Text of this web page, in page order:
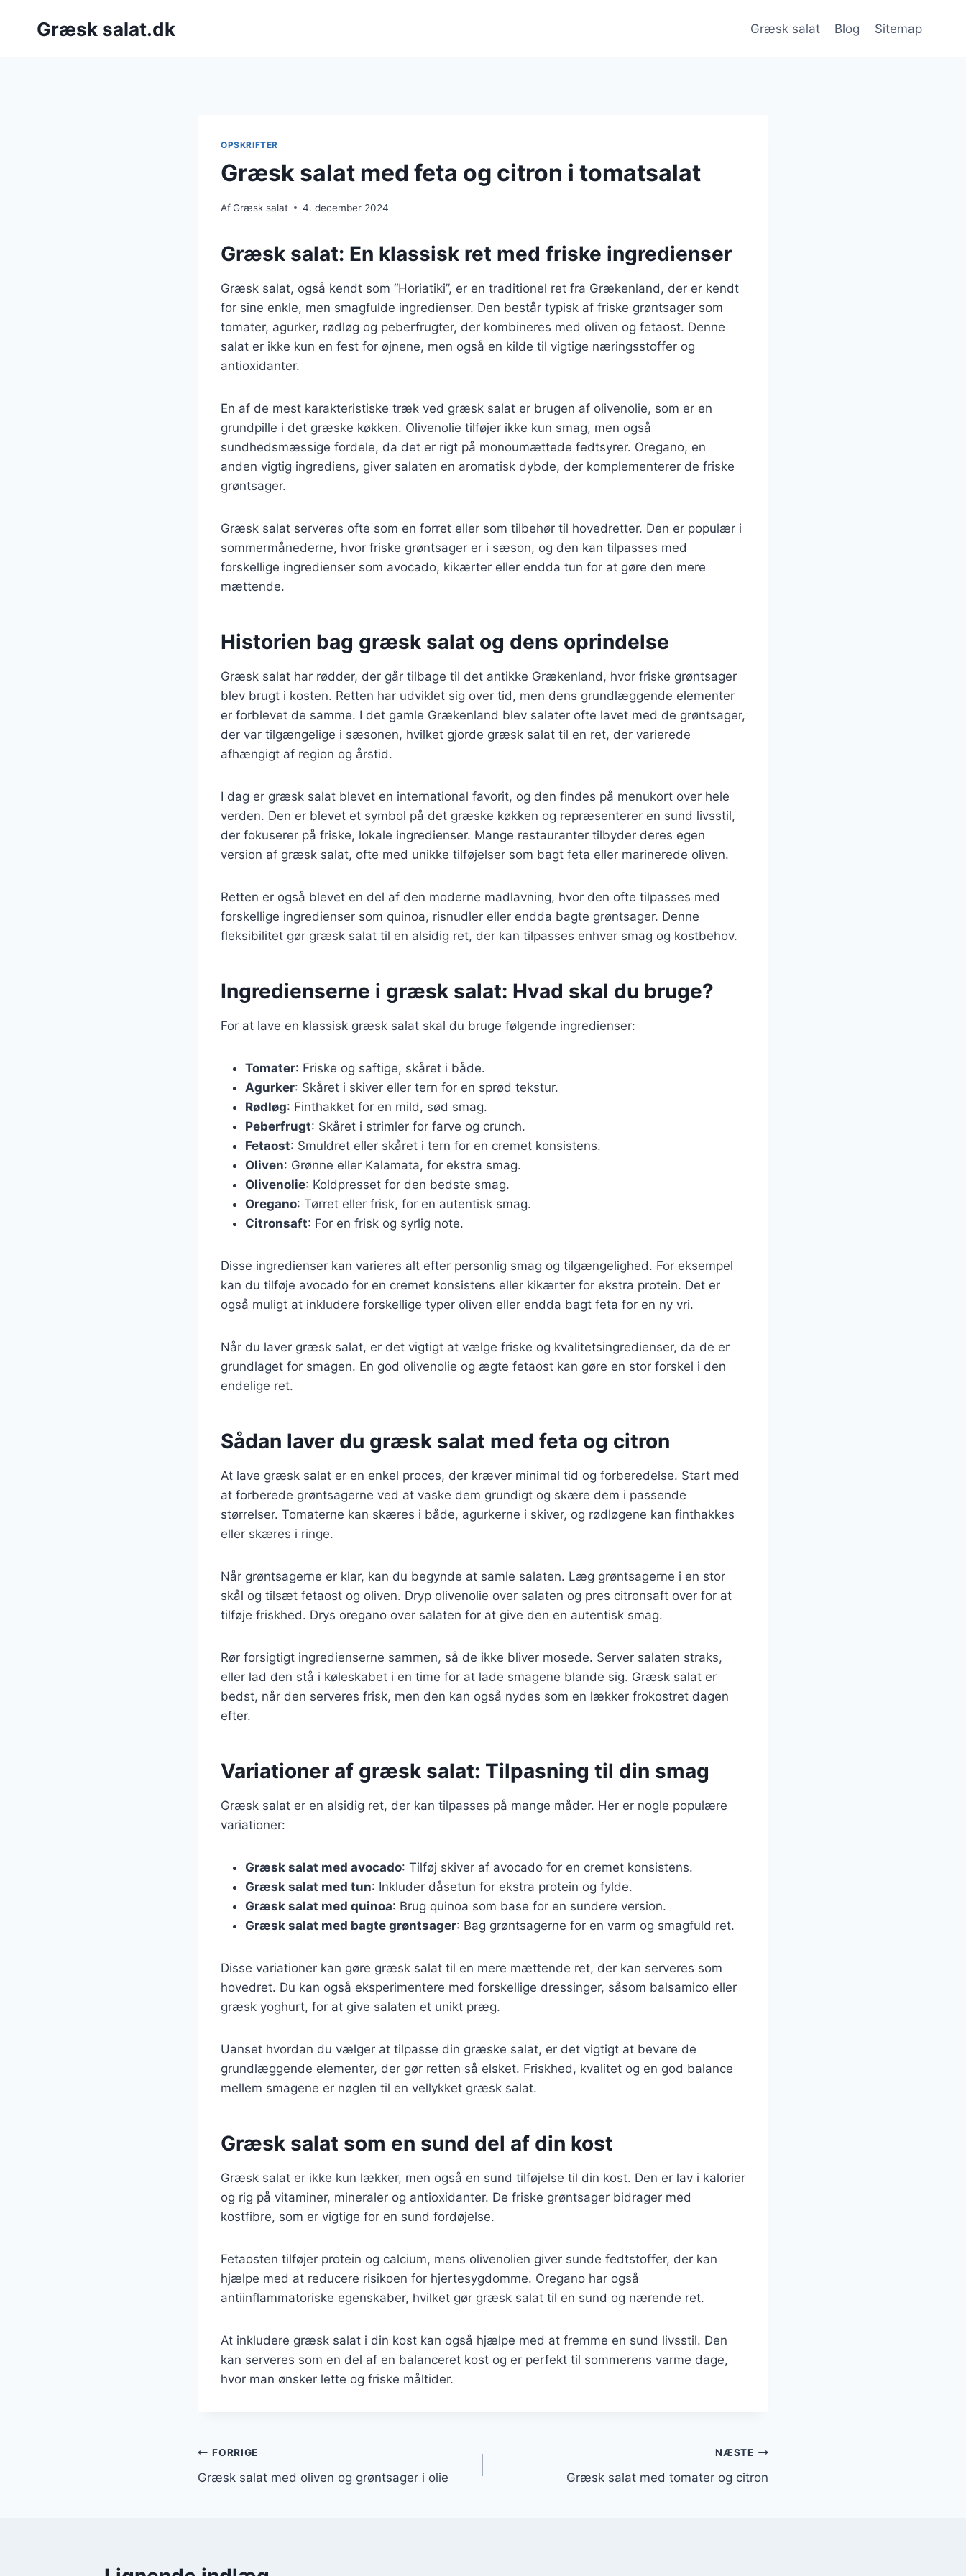
Græsk salat.dk Græsk salat Blog Sitemap
OPSKRIFTER
Græsk salat med feta og citron i tomatsalat
AfGræsk salat 4. december 2024
Græsk salat: En klassisk ret med friske ingredienser
Græsk salat, også kendt som “Horiatiki”, er en traditionel ret fra Grækenland, der er kendt
for sine enkle, men smagfulde ingredienser. Den består typisk af friske grøntsager som
tomater, agurker, rødløg og peberfrugter, der kombineres med oliven og fetaost. Denne
salat er ikke kun en fest for øjnene, men også en kilde til vigtige næringsstoffer og
antioxidanter.
En af de mest karakteristiske træk ved græsk salat er brugen af olivenolie, som er en
grundpille i det græske køkken. Olivenolie tilføjer ikke kun smag, men også
sundhedsmæssige fordele, da det er rigt på monoumættede fedtsyrer. Oregano, en
anden vigtig ingrediens, giver salaten en aromatisk dybde, der komplementerer de friske
grøntsager.
Græsk salat serveres ofte som en forret eller som tilbehør til hovedretter. Den er populær i
sommermånederne, hvor friske grøntsager er i sæson, og den kan tilpasses med
forskellige ingredienser som avocado, kikærter eller endda tun for at gøre den mere
mættende.
Historien bag græsk salat og dens oprindelse
Græsk salat har rødder, der går tilbage til det antikke Grækenland, hvor friske grøntsager
blev brugt i kosten. Retten har udviklet sig over tid, men dens grundlæggende elementer
er forblevet de samme. I det gamle Grækenland blev salater ofte lavet med de grøntsager,
der var tilgængelige i sæsonen, hvilket gjorde græsk salat til en ret, der varierede
afhængigt af region og årstid.
I dag er græsk salat blevet en international favorit, og den findes på menukort over hele
verden. Den er blevet et symbol på det græske køkken og repræsenterer en sund livsstil,
der fokuserer på friske, lokale ingredienser. Mange restauranter tilbyder deres egen
version af græsk salat, ofte med unikke tilføjelser som bagt feta eller marinerede oliven.
Retten er også blevet en del af den moderne madlavning, hvor den ofte tilpasses med
forskellige ingredienser som quinoa, risnudler eller endda bagte grøntsager. Denne
fleksibilitet gør græsk salat til en alsidig ret, der kan tilpasses enhver smag og kostbehov.
Ingredienserne i græsk salat: Hvad skal du bruge?
For at lave en klassisk græsk salat skal du bruge følgende ingredienser:
Tomater: Friske og saftige, skåret i både.
Agurker: Skåret i skiver eller tern for en sprød tekstur.
Rødløg: Finthakket for en mild, sød smag.
Peberfrugt: Skåret i strimler for farve og crunch.
Fetaost: Smuldret eller skåret i tern for en cremet konsistens.
Oliven: Grønne eller Kalamata, for ekstra smag.
Olivenolie: Koldpresset for den bedste smag.
Oregano: Tørret eller frisk, for en autentisk smag.
Citronsaft: For en frisk og syrlig note.
Disse ingredienser kan varieres alt efter personlig smag og tilgængelighed. For eksempel
kan du tilføje avocado for en cremet konsistens eller kikærter for ekstra protein. Det er
også muligt at inkludere forskellige typer oliven eller endda bagt feta for en ny vri.
Når du laver græsk salat, er det vigtigt at vælge friske og kvalitetsingredienser, da de er
grundlaget for smagen. En god olivenolie og ægte fetaost kan gøre en stor forskel i den
endelige ret.
Sådan laver du græsk salat med feta og citron
At lave græsk salat er en enkel proces, der kræver minimal tid og forberedelse. Start med
at forberede grøntsagerne ved at vaske dem grundigt og skære dem i passende
størrelser. Tomaterne kan skæres i både, agurkerne i skiver, og rødløgene kan finthakkes
eller skæres i ringe.
Når grøntsagerne er klar, kan du begynde at samle salaten. Læg grøntsagerne i en stor
skål og tilsæt fetaost og oliven. Dryp olivenolie over salaten og pres citronsaft over for at
tilføje friskhed. Drys oregano over salaten for at give den en autentisk smag.
Rør forsigtigt ingredienserne sammen, så de ikke bliver mosede. Server salaten straks,
eller lad den stå i køleskabet i en time for at lade smagene blande sig. Græsk salat er
bedst, når den serveres frisk, men den kan også nydes som en lækker frokostret dagen
efter.
Variationer af græsk salat: Tilpasning til din smag
Græsk salat er en alsidig ret, der kan tilpasses på mange måder. Her er nogle populære
variationer:
Græsk salat med avocado: Tilføj skiver af avocado for en cremet konsistens.
Græsk salat med tun: Inkluder dåsetun for ekstra protein og fylde.
Græsk salat med quinoa: Brug quinoa som base for en sundere version.
Græsk salat med bagte grøntsager: Bag grøntsagerne for en varm og smagfuld ret.
Disse variationer kan gøre græsk salat til en mere mættende ret, der kan serveres som
hovedret. Du kan også eksperimentere med forskellige dressinger, såsom balsamico eller
græsk yoghurt, for at give salaten et unikt præg.
Uanset hvordan du vælger at tilpasse din græske salat, er det vigtigt at bevare de
grundlæggende elementer, der gør retten så elsket. Friskhed, kvalitet og en god balance
mellem smagene er nøglen til en vellykket græsk salat.
Græsk salat som en sund del af din kost
Græsk salat er ikke kun lækker, men også en sund tilføjelse til din kost. Den er lav i kalorier
og rig på vitaminer, mineraler og antioxidanter. De friske grøntsager bidrager med
kostfibre, som er vigtige for en sund fordøjelse.
Fetaosten tilføjer protein og calcium, mens olivenolien giver sunde fedtstoffer, der kan
hjælpe med at reducere risikoen for hjertesygdomme. Oregano har også
antiinflammatoriske egenskaber, hvilket gør græsk salat til en sund og nærende ret.
At inkludere græsk salat i din kost kan også hjælpe med at fremme en sund livsstil. Den
kan serveres som en del af en balanceret kost og er perfekt til sommerens varme dage,
hvor man ønsker lette og friske måltider.
Indlægsnavigation
FORRIGE
Græsk salat med oliven og grøntsager i olie
NÆSTE
Græsk salat med tomater og citron